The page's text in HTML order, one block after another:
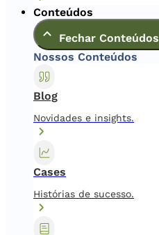
Conteúdos
Fechar Conteúdos
Nossos Conteúdos
Blog
Novidades e insights.
Cases
Histórias de sucesso.